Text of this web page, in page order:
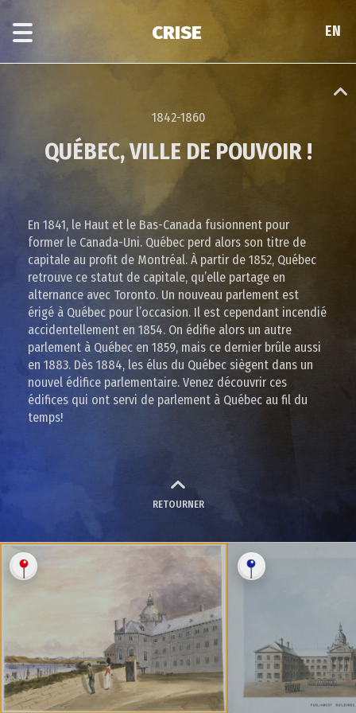
contenu
par
EN
CRISE
1842-1860
QUÉBEC, VILLE DE POUVOIR !
En 1841, le Haut et le Bas-Canada fusionnent pour
former le Canada-Uni. Québec perd alors son titre de
capitale au profit de Montréal. À partir de 1852, Québec
retrouve ce statut de capitale, qu’elle partage en
alternance avec Toronto. Un nouveau parlement est
érigé à Québec pour l’occasion. Il est cependant incendié
accidentellement en 1854. On édifie alors un autre
parlement à Québec en 1859, mais ce dernier brûle aussi
en 1883. Dès 1884, les élus du Québec siègent dans un
nouvel édifice parlementaire. Venez découvrir ces
édifices qui ont servi de parlement à Québec au fil du
temps!
RETOURNER